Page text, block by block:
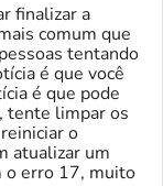
finalizar a
comum que
tentando
é que você
é que pode
tente limpar os
o
atualizar um
o erro 17, muito